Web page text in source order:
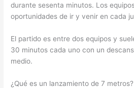
durante sesenta minutos. Los
oportunidades de ir y venir en cada
El partido es entre dos equipos y
30 minutos cada uno con un
medio.
¿Qué es un lanzamiento de 7 metros?